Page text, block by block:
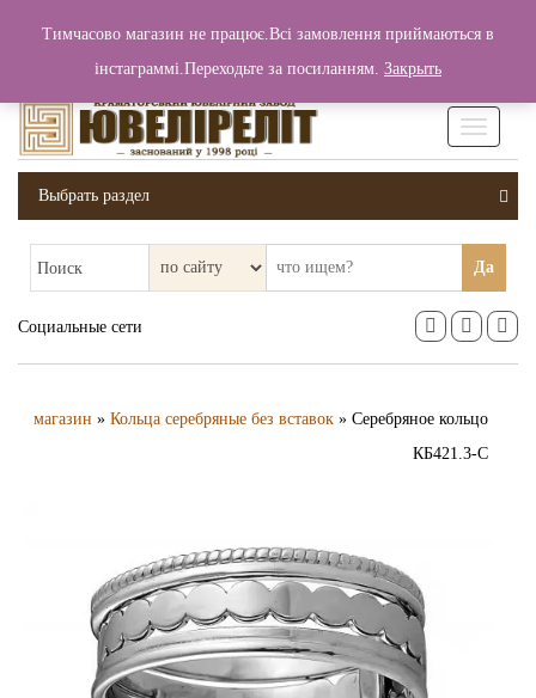
Вход / Регистрация 0 грн.
Выбрать раздел
Поиск Да
Социальные сети
магазин » Кольца серебряные без вставок » Серебряное кольцо
КБ421.3-С
Тимчасово магазин не працює.Всі замовлення приймаються в
інстаграммі.Переходьте за посиланням. Закрыть